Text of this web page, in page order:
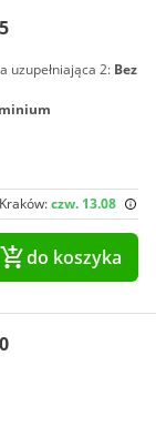
uzupełniająca 2: Bez
Kraków:czw. 13.08
do koszyka